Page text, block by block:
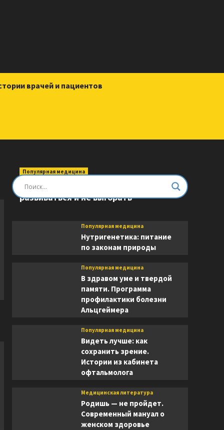
врачей и пациентов
Популярная медицина
Быть врачом. Как помогать,
развиваться и не выгорать
Популярная медицина
Нутригенетика: питание
по законам природы
Популярная медицина
В здравом уме и твердой
памяти. Программа
профилактики болезни
Альцгеймера
Популярная медицина
Видеть лучше: как
сохранить зрение.
Истории из кабинета
офтальмолога
Медицинская литература
Родишь — не пройдет.
Современный мануал о
женском здоровье